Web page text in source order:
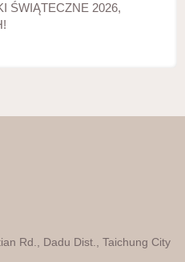
ŚWIĄTECZNE 2026,
Rd., Dadu Dist., Taichung City